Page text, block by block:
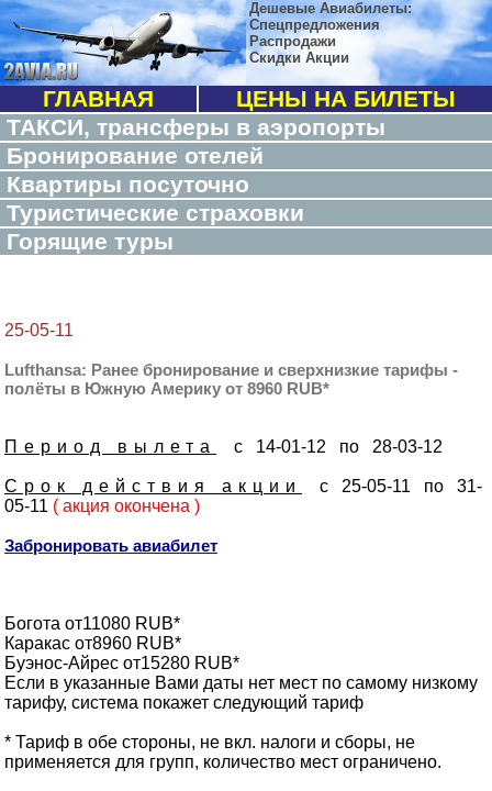
Дешевые Авиабилеты:
Спецпредложения
Распродажи
Скидки Акции
ГЛАВНАЯ
ЦЕНЫ НА БИЛЕТЫ
ТАКСИ, трансферы в аэропорты
Бронирование отелей
Квартиры посуточно
Туристические страховки
Горящие туры
25-05-11
Lufthansa: Ранее бронирование и сверхнизкие тарифы -
полёты в Южную Америку от 8960 RUB*
Период вылета с 14-01-12 по 28-03-12
Срок действия акции
с 25-05-11 по 31-
05-11 ( акция окончена )
Забронировать авиабилет
Богота от11080 RUB*
Каракас от8960 RUB*
Буэнос-Айрес от15280 RUB*
Если в указанные Вами даты нет мест по самому низкому
тарифу, система покажет следующий тариф
* Тариф в обе стороны, не вкл. налоги и сборы, не
применяется для групп, количество мест ограничено.